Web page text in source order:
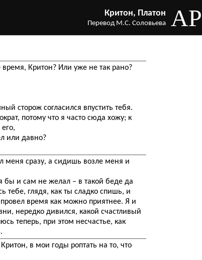
Критон, Платон
Перевод М.С. Соловьева AP
время, Критон? Или уже не так рано?
сторож согласился впустить тебя.
потому что я часто сюда хожу; к
или давно?
меня сразу, а сидишь возле меня и
бы и сам не желал – в такой беде да
тебе, глядя, как ты сладко спишь, и
время как можно приятнее. Я и
нередко дивился, какой счастливый
теперь, при этом несчастье, как
в мои годы роптать на то, что